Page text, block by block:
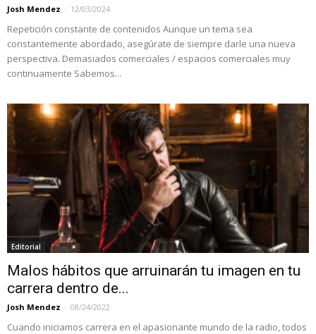
Josh Mendez - 12/03/2024
Repetición constante de contenidos Aunque un tema sea
constantemente abordado, asegúrate de siempre darle una nueva
perspectiva. Demasiados comerciales / espacios comerciales muy
continuamente Sabemos...
Editorial
Malos hábitos que arruinarán tu imagen en tu
carrera dentro de...
Josh Mendez - 08/24/2022
Cuando iniciamos carrera en el apasionante mundo de la radio, todos